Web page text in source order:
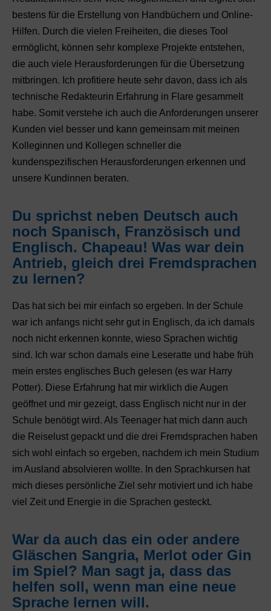
bestens für die Erstellung von Handbüchern und Online-
Hilfen. Durch die vielen Freiheiten, die dieses Tool
ermöglicht, können sehr komplexe Projekte entstehen,
die auch viele Herausforderungen für die Übersetzung
mitbringen. Ich profitiere heute sehr davon, dass ich als
technische Redakteurin Erfahrung in Flare gesammelt
habe. Somit verstehe ich auch die Anforderungen unserer
Kunden viel besser und kann gemeinsam mit meinen
Kolleginnen und Kollegen schneller die
kundenspezifischen Herausforderungen erkennen und
unsere Kundinnen beraten.
Du sprichst neben Deutsch auch
noch Spanisch, Französisch und
Englisch. Chapeau! Was war dein
Antrieb, gleich drei Fremdsprachen
zu lernen?
Das hat sich bei mir einfach so ergeben. In der Schule
war ich anfangs nicht sehr gut in Englisch, da ich damals
noch nicht erkennen konnte, wieso Sprachen wichtig
sind. Ich war schon damals eine Leseratte und habe früh
mein erstes englisches Buch gelesen (es war Harry
Potter). Diese Erfahrung hat mir wirklich die Augen
geöffnet und mir gezeigt, dass Englisch nicht nur in der
Schule benötigt wird. Als Teenager hat mich dann auch
die Reiselust gepackt und die drei Fremdsprachen haben
sich wohl einfach so ergeben, nachdem ich mein Studium
im Ausland absolvieren wollte. In den Sprachkursen hat
mich dieses persönliche Ziel sehr motiviert und ich habe
viel Zeit und Energie in die Sprachen gesteckt.
War da auch das ein oder andere
Gläschen Sangria, Merlot oder Gin
im Spiel? Man sagt ja, dass das
helfen soll, wenn man eine neue
Sprache lernen will.